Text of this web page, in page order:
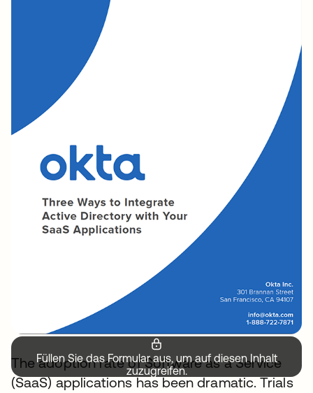
Füllen Sie das Formular aus, um auf diesen Inhalt
zuzugreifen.
The adoption rate of Software as a Service
(SaaS) applications has been dramatic. Trials